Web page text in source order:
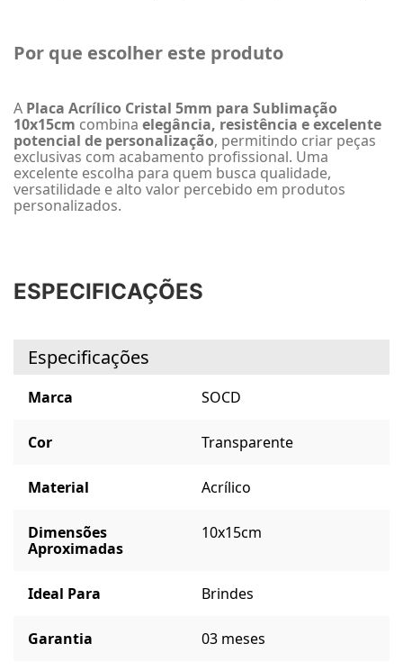
Por que escolher este produto
A Placa Acrílico Cristal 5mm para Sublimação
10x15cm combina elegância, resistência e excelente
potencial de personalização, permitindo criar peças
exclusivas com acabamento profissional. Uma
excelente escolha para quem busca qualidade,
versatilidade e alto valor percebido em produtos
personalizados.
ESPECIFICAÇÕES
Especificações
Marca SOCD
Cor Transparente
Material Acrílico
Dimensões
Aproximadas
10x15cm
Ideal Para Brindes
Garantia 03 meses